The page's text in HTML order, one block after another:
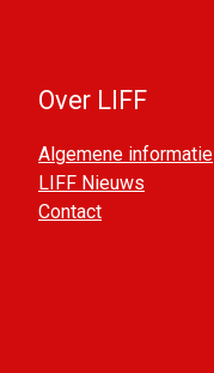
Over LIFF
Algemene informatie
LIFF Nieuws
Contact